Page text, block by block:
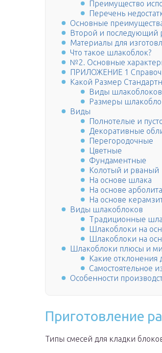
Преимущество
Перечень
Основные
Второй и последующий
Материалы для
Что такое шлакоблок?
№2. Основные
ПРИЛОЖЕНИЕ 1
Какой Размер
Виды
Размеры
Виды
Полнотелые и
Декоративные
Перегородочные
Цветные
Фундаментные
Колотый и рваный
На основе шлака
На основе арболита
На основе
Виды шлакоблоков
Традиционные
Шлакоблоки на
Шлакоблоки на
Шлакоблоки плюсы и
Какие отклонения
Самостоятельное
Особенности
Приготовление
Типы смесей для кладки